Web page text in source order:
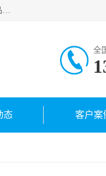
河南福瑞德仪表有限公司是生产销售电容液位计、液氨液位计、小量程液位计定制、智能锅炉水位计、液氮液位计等；并在产品开发、研制的过程中，吸取国内外仪器仪表的技术精华，建立了一支高、精、尖的科研开发队伍，使产品性能不断升级。
全
态 客户案